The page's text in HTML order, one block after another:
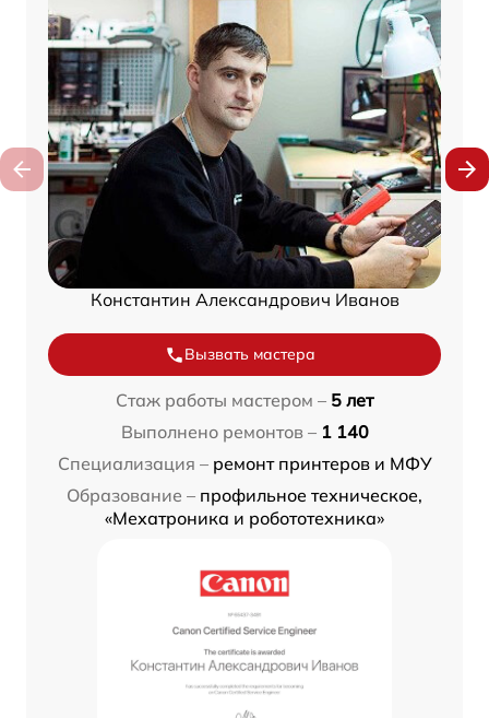
Константин Александрович Иванов
Вызвать мастера
Стаж работы мастером – 5 лет
Выполнено ремонтов – 1 140
Специализация – ремонт принтеров и МФУ
Образование – профильное техническое,
«Мехатроника и робототехника»